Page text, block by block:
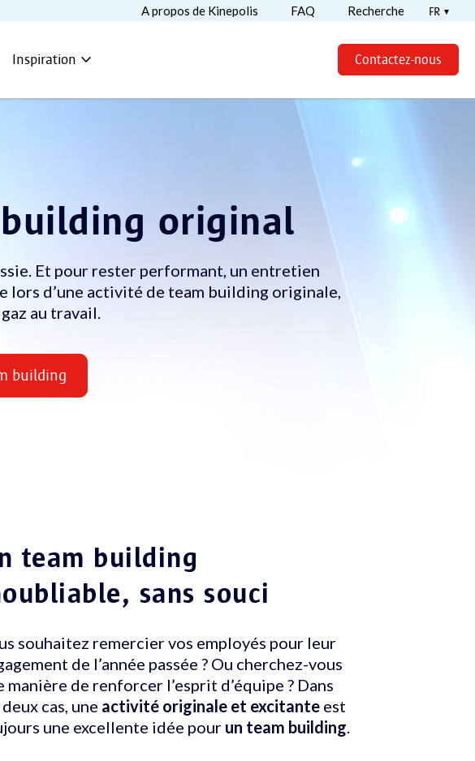
A propos de Kinepolis FAQ Recherche FR
Inspiration expand_more Contactez-nous
original
Et pour rester performant, un entretien
lors d’une activité de team building originale,
au travail.
building
team building
sans souci
souhaitez remercier vos employés pour leur
de l’année passée ? Ou cherchez-vous
manière de renforcer l’esprit d’équipe ? Dans
cas, une activité originale et excitante est
une excellente idée pour un team building.